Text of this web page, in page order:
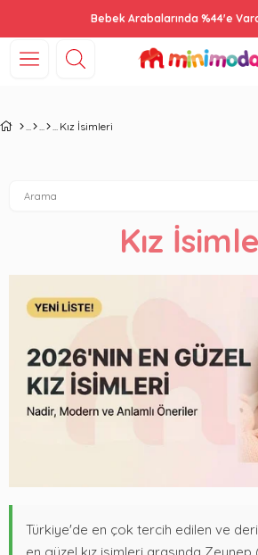
Bebek Arabalarında %44'e
Kız İsimleri
Kız
Türkiye'de en çok tercih edilen ve